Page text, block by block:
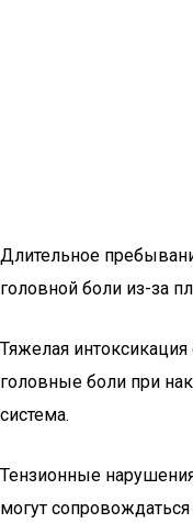
Длительное
головной боли из-за
Тяжелая
головные боли при
система.
Тензионные
могут